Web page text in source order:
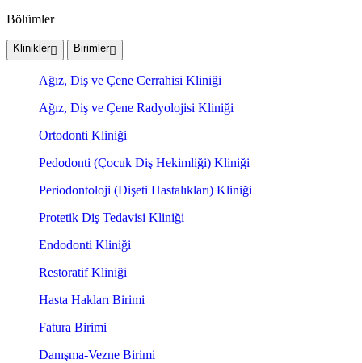
Bölümler
Klinikler Birimler
Ağız, Diş ve Çene Cerrahisi Kliniği
Ağız, Diş ve Çene Radyolojisi Kliniği
Ortodonti Kliniği
Pedodonti (Çocuk Diş Hekimliği) Kliniği
Periodontoloji (Dişeti Hastalıkları) Kliniği
Protetik Diş Tedavisi Kliniği
Endodonti Kliniği
Restoratif Kliniği
Hasta Hakları Birimi
Fatura Birimi
Danışma-Vezne Birimi